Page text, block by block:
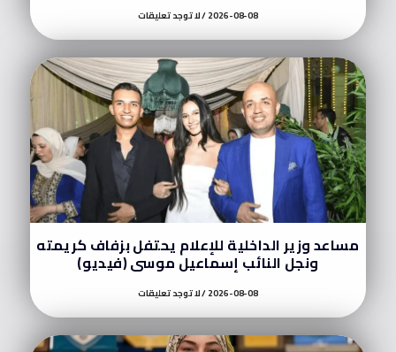
2026-08-08 لا توجد تعليقات
مساعد وزير الداخلية للإعلام يحتفل بزفاف كريمته
ونجل النائب إسماعيل موسى (فيديو)
2026-08-08 لا توجد تعليقات